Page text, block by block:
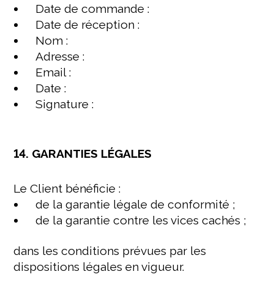
Date de commande :
Date de réception :
Nom :
Adresse :
Email :
Date :
Signature :
14. GARANTIES LÉGALES
Le Client bénéficie :
de la garantie légale de conformité ;
de la garantie contre les vices cachés ;
dans les conditions prévues par les
dispositions légales en vigueur.